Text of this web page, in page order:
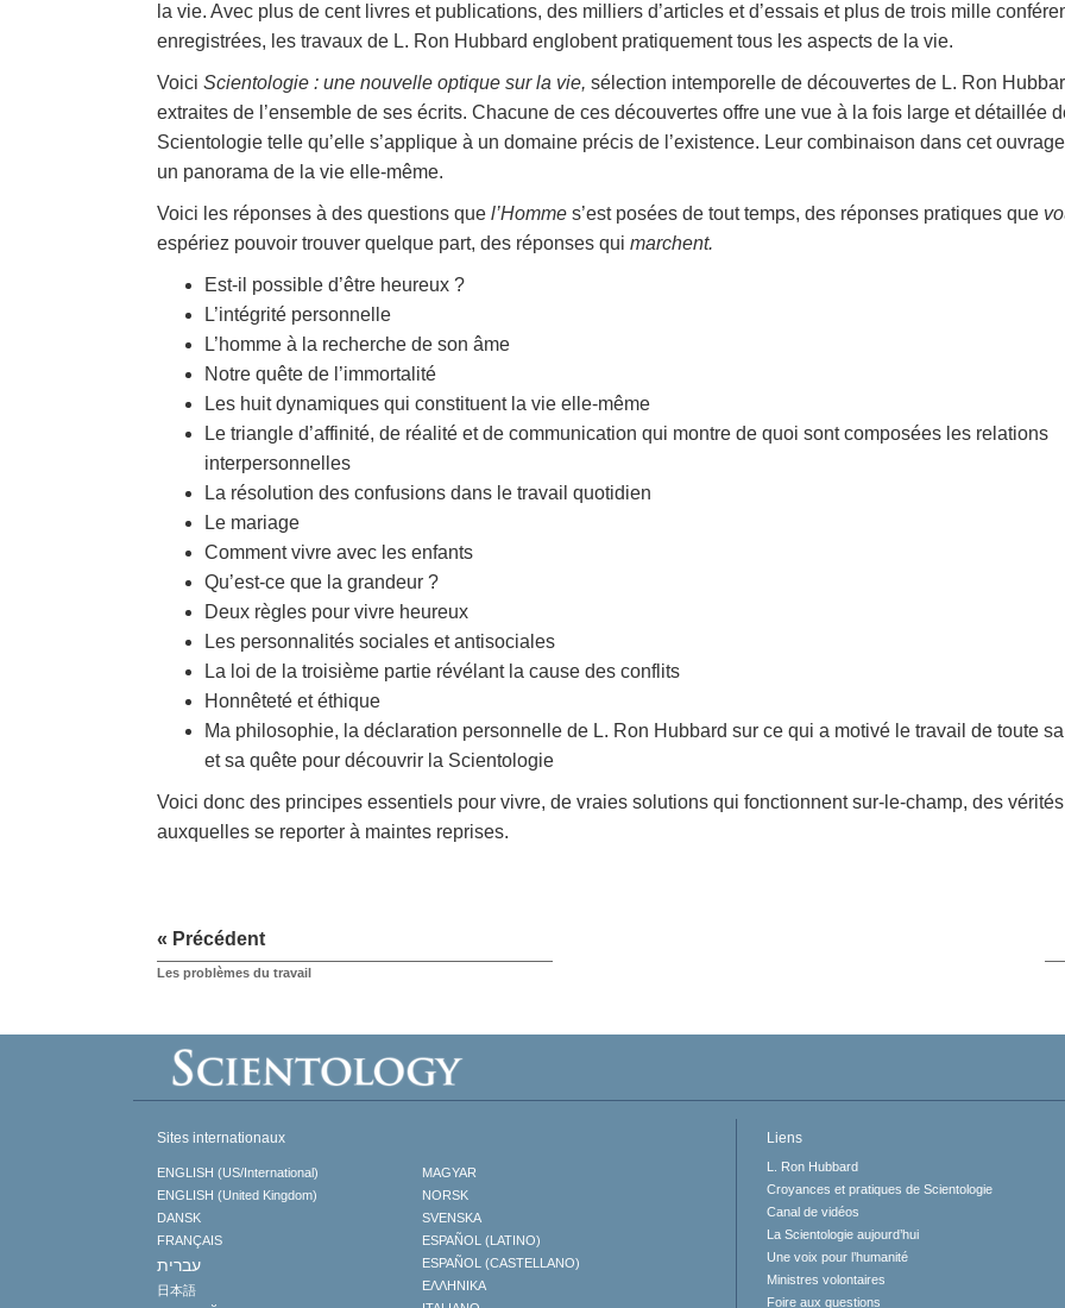
la vie. Avec plus de cent livres et publications, des milliers d’articles et d’essais et plus de trois mille
enregistrées, les travaux de L. Ron Hubbard englobent pratiquement tous les aspects de la vie.
Voici Scientologie : une nouvelle optique sur la vie, sélection intemporelle de découvertes de L. Ron
extraites de l’ensemble de ses écrits. Chacune de ces découvertes offre une vue à la fois large et détaillée
Scientologie telle qu’elle s’applique à un domaine précis de l’existence. Leur combinaison dans cet
un panorama de la vie elle-même.
Voici les réponses à des questions que l’Homme s’est posées de tout temps, des réponses pratiques que
espériez pouvoir trouver quelque part, des réponses qui marchent.
Est-il possible d’être heureux ?
L’intégrité personnelle
L’homme à la recherche de son âme
Notre quête de l’immortalité
Les huit dynamiques qui constituent la vie elle-même
Le triangle d’affinité, de réalité et de communication qui montre de quoi sont composées les relations
interpersonnelles
La résolution des confusions dans le travail quotidien
Le mariage
Comment vivre avec les enfants
Qu’est-ce que la grandeur ?
Deux règles pour vivre heureux
Les personnalités sociales et antisociales
La loi de la troisième partie révélant la cause des conflits
Honnêteté et éthique
Ma philosophie, la déclaration personnelle de L. Ron Hubbard sur ce qui a motivé le travail de toute
et sa quête pour découvrir la Scientologie
Voici donc des principes essentiels pour vivre, de vraies solutions qui fonctionnent sur-le-champ, des vérités
auxquelles se reporter à maintes reprises.
« Précédent
Les problèmes du travail
Sites internationaux
ENGLISH (US/International)
ENGLISH (United Kingdom)
DANSK
FRANÇAIS
עברית
日本語
MAGYAR
NORSK
SVENSKA
ESPAÑOL (LATINO)
ESPAÑOL (CASTELLANO)
ΕΛΛΗΝΙΚA
Liens
L. Ron Hubbard
Croyances et pratiques de Scientologie
Canal de vidéos
La Scientologie aujourd’hui
Une voix pour l’humanité
Ministres volontaires
Foire aux questions